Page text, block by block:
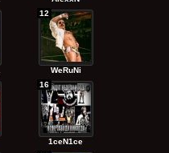
WeRuNi
12
1ceN1ce
16